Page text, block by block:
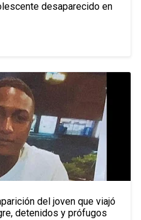
desaparecido en
del joven que viajó
detenidos y prófugos